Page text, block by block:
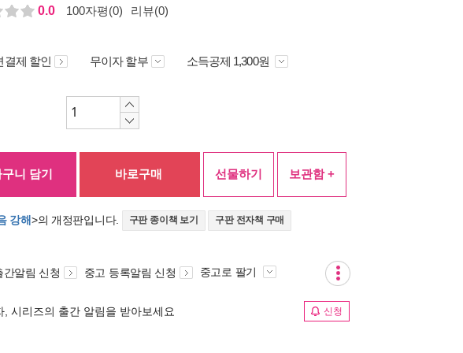
0.0 100자평(0) 리뷰(0)
결제 할인 무이자 할부 소득공제 1,300원
니 담기 바로구매 선물하기 보관함 +
강해>의 개정판입니다. 구판 종이책 보기 구판 전자책 구매
간알림 신청 중고 등록알림 신청 중고로 팔기
, 시리즈의 출간 알림을 받아보세요 신청